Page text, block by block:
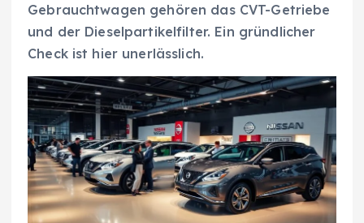
Gebrauchtwagen gehören das CVT-Getriebe
und der Dieselpartikelfilter. Ein gründlicher
Check ist hier unerlässlich.